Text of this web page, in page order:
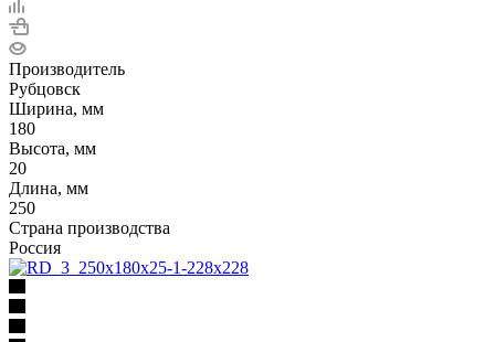
Производитель
Рубцовск
Ширина, мм
180
Высота, мм
20
Длина, мм
250
Страна производства
Россия